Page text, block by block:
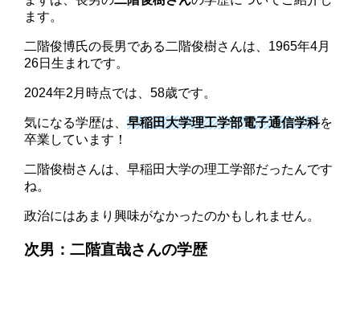
ます。
二階俊博氏の長男である二階俊樹さんは、1965年4月
26日生まれです。
2024年2月時点では、58歳です。
気になる学歴は、早稲田大学理工学部電子通信学科を
卒業しています！
二階俊樹さんは、早稲田大学の理工学部だったんです
ね。
政治にはあまり興味がなかったのかもしれません。
次男：二階直哉さんの学歴